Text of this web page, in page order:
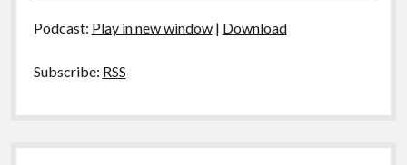
Solidárias
Podcast: Play in new window| Download
Subscribe: RSS